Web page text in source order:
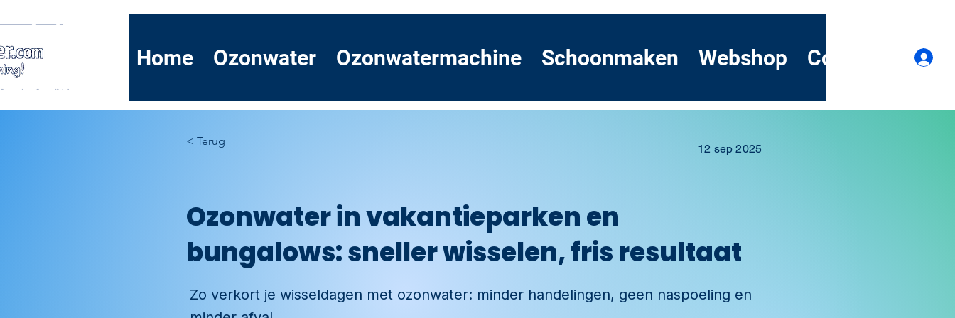
Home Ozonwater Ozonwatermachine Schoonmaken Webshop Contact
< Terug
12 sep 2025
Ozonwater in vakantieparken en
bungalows: sneller wisselen, fris resultaat
Zo verkort je wisseldagen met ozonwater: minder handelingen, geen naspoeling en